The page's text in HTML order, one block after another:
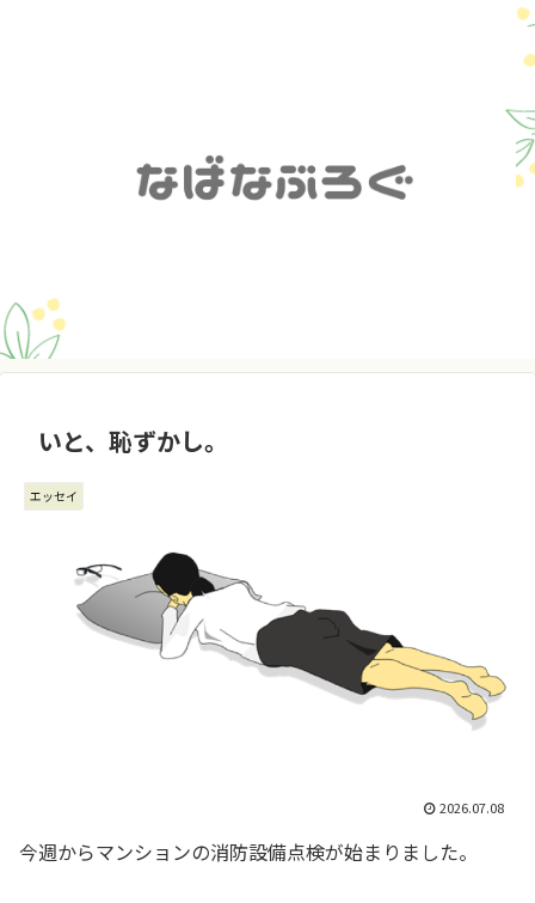
いと、恥ずかし。
エッセイ
2026.07.08
今週からマンションの消防設備点検が始まりました。